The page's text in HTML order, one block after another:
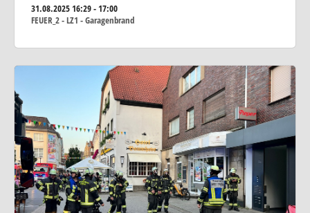
31.08.202516:29 - 17:00
FEUER_2 - LZ1 - Garagenbrand